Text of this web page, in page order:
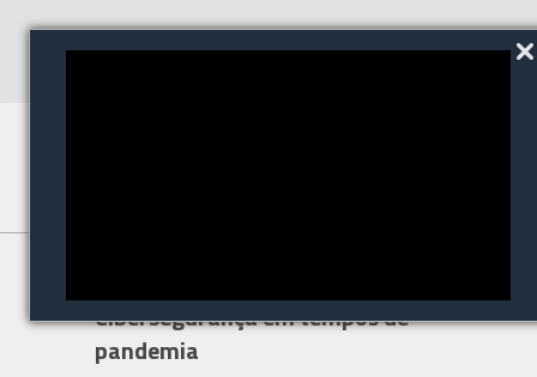
Cibersegurança em tempos de
pandemia